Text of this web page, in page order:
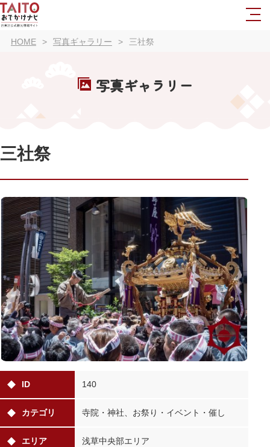
HOME 写真ギャラリー 三社祭
写真ギャラリー
三社祭
ID 140
カテゴリ 寺院・神社、お祭り・イベント・催し
エリア 浅草中央部エリア